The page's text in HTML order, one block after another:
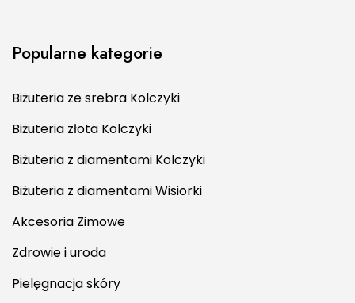
Popularne kategorie
Biżuteria ze srebra Kolczyki
Biżuteria złota Kolczyki
Biżuteria z diamentami Kolczyki
Biżuteria z diamentami Wisiorki
Akcesoria Zimowe
Zdrowie i uroda
Pielęgnacja skóry